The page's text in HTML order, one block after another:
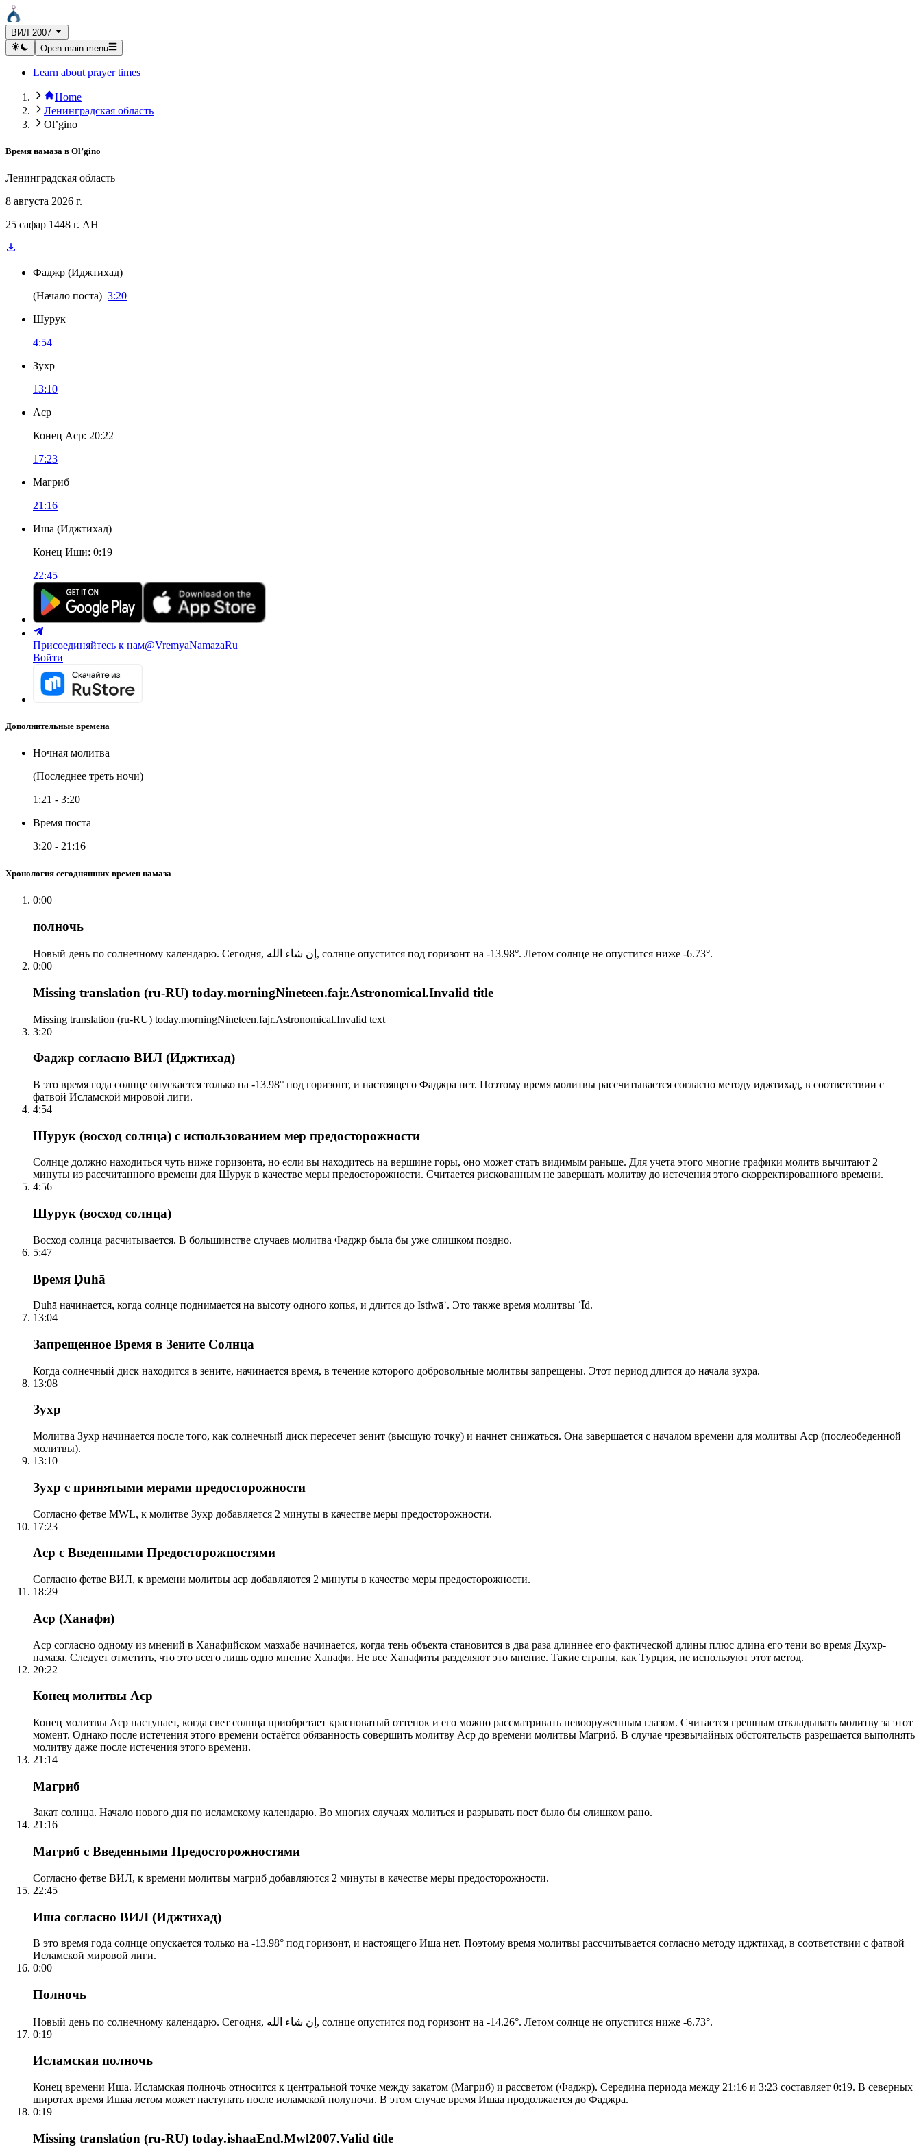
ВИЛ 2007
Open main menu
Learn about prayer times
Home
Ленинградская область
Ol’gino
Время намаза в Ol’gino
Ленинградская область
8 августа 2026 г.
25 сафар 1448 г. AH
Фаджр (Иджтихад)
(Начало поста) 3:20
Шурук
4:54
Зухр
13:10
Аср
Конец Аср: 20:22
17:23
Магриб
21:16
Иша (Иджтихад)
Конец Иши: 0:19
22:45
Присоединяйтесь к нам@VremyaNamazaRu
Войти
Дополнительные времена
Ночная молитва
(Последнее треть ночи)
1:21 - 3:20
Время поста
3:20 - 21:16
Хронология сегодняшних времен намаза
0:00
полночь
Новый день по солнечному календарю. Сегодня, إن شاء الله, солнце опустится под горизонт на -13.98°. Летом солнце не опустится ниже -6.73°.
0:00
Missing translation (ru-RU) today.morningNineteen.fajr.Astronomical.Invalid title
Missing translation (ru-RU) today.morningNineteen.fajr.Astronomical.Invalid text
3:20
Фаджр согласно ВИЛ (Иджтихад)
В это время года солнце опускается только на -13.98° под горизонт, и настоящего Фаджра нет. Поэтому время молитвы рассчитывается согласно методу иджтихад, в соответствии с
фатвой Исламской мировой лиги.
4:54
Шурук (восход солнца) с использованием мер предосторожности
Солнце должно находиться чуть ниже горизонта, но если вы находитесь на вершине горы, оно может стать видимым раньше. Для учета этого многие графики молитв вычитают 2
минуты из рассчитанного времени для Шурук в качестве меры предосторожности. Считается рискованным не завершать молитву до истечения этого скорректированного времени.
4:56
Шурук (восход солнца)
Восход солнца расчитывается. В большинстве случаев молитва Фаджр была бы уже слишком поздно.
5:47
Время Ḍuhā
Ḍuhā начинается, когда солнце поднимается на высоту одного копья, и длится до Istiwāʾ. Это также время молитвы ʿĪd.
13:04
Запрещенное Время в Зените Солнца
Когда солнечный диск находится в зените, начинается время, в течение которого добровольные молитвы запрещены. Этот период длится до начала зухра.
13:08
Зухр
Молитва Зухр начинается после того, как солнечный диск пересечет зенит (высшую точку) и начнет снижаться. Она завершается с началом времени для молитвы Аср (послеобеденной
молитвы).
13:10
Зухр с принятыми мерами предосторожности
Согласно фетве MWL, к молитве Зухр добавляется 2 минуты в качестве меры предосторожности.
17:23
Аср с Введенными Предосторожностями
Согласно фетве ВИЛ, к времени молитвы аср добавляются 2 минуты в качестве меры предосторожности.
18:29
Аср (Ханафи)
Аср согласно одному из мнений в Ханафийском мазхабе начинается, когда тень объекта становится в два раза длиннее его фактической длины плюс длина его тени во время Дхухр-
намаза. Следует отметить, что это всего лишь одно мнение Ханафи. Не все Ханафиты разделяют это мнение. Такие страны, как Турция, не используют этот метод.
20:22
Конец молитвы Аср
Конец молитвы Аср наступает, когда свет солнца приобретает красноватый оттенок и его можно рассматривать невооруженным глазом. Считается грешным откладывать молитву за этот
момент. Однако после истечения этого времени остаётся обязанность совершить молитву Аср до времени молитвы Магриб. В случае чрезвычайных обстоятельств разрешается выполнять
молитву даже после истечения этого времени.
21:14
Магриб
Закат солнца. Начало нового дня по исламскому календарю. Во многих случаях молиться и разрывать пост было бы слишком рано.
21:16
Магриб с Введенными Предосторожностями
Согласно фетве ВИЛ, к времени молитвы магриб добавляются 2 минуты в качестве меры предосторожности.
22:45
Иша согласно ВИЛ (Иджтихад)
В это время года солнце опускается только на -13.98° под горизонт, и настоящего Иша нет. Поэтому время молитвы рассчитывается согласно методу иджтихад, в соответствии с фатвой
Исламской мировой лиги.
0:00
Полночь
Новый день по солнечному календарю. Сегодня, إن شاء الله, солнце опустится под горизонт на -14.26°. Летом солнце не опустится ниже -6.73°.
0:19
Исламская полночь
Конец времени Иша. Исламская полночь относится к центральной точке между закатом (Магриб) и рассветом (Фаджр). Середина периода между 21:16 и 3:23 составляет 0:19. В северных
широтах время Ишаа летом может наступать после исламской полуночи. В этом случае время Ишаа продолжается до Фаджра.
0:19
Missing translation (ru-RU) today.ishaaEnd.Mwl2007.Valid title